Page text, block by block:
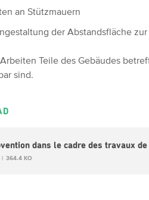
an Stützmauern
der Abstandsfläche
Teile des Gebäudes
sind.
dans le cadre des travaux
364.4 KO